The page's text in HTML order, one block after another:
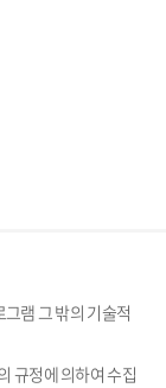
램 그 밖의 기술적
규정에 의하여 수집